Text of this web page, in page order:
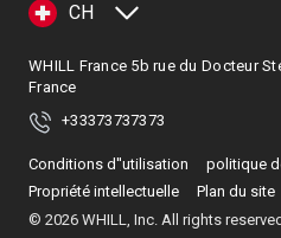
CH
WHILL France 5b rue du Docteur
France
+33373737373
Conditions d''utilisation
politique
Propriété intellectuelle
Plan du site
© 2026 WHILL, Inc. All rights